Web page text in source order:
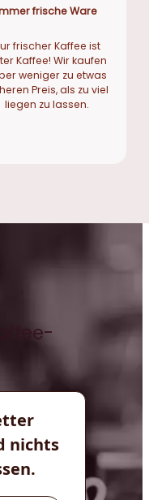
frische Ware
frischer Kaffee ist
Kaffee! Wir kaufen
weniger zu etwas
Preis, als zu viel
liegen zu lassen.
nichts